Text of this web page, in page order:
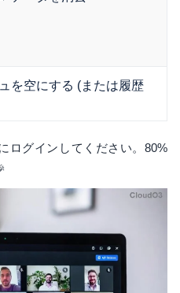
を空にする (または履歴
ログインしてください。80%